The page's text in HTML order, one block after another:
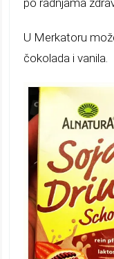
U Merkatoru
čokolada i vanila.